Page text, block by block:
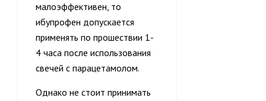
малоэффективен, то
ибупрофен допускается
применять по прошествии 1-
4 часа после использования
свечей с парацетамолом.
Однако не стоит принимать